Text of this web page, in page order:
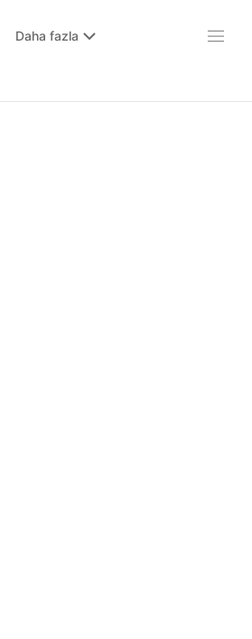
Daha fazla